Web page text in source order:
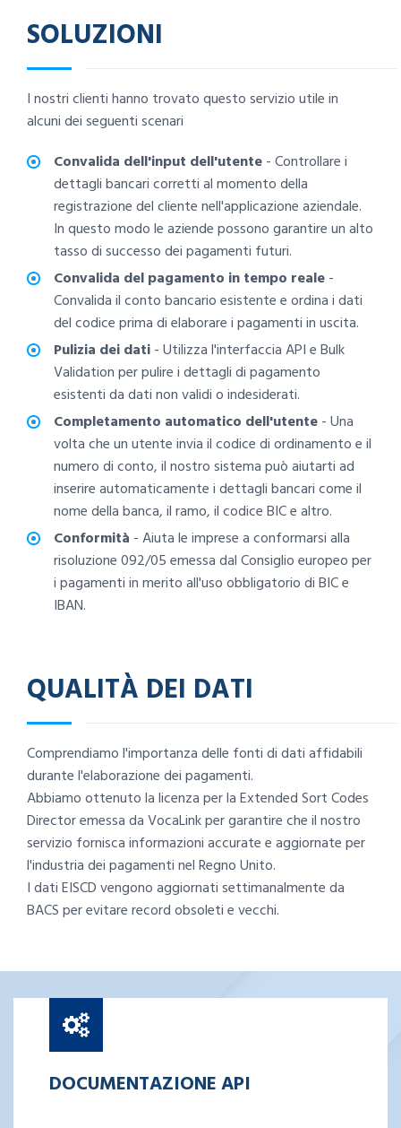
SOLUZIONI
I nostri clienti hanno trovato questo servizio utile in
alcuni dei seguenti scenari
Convalida dell'input dell'utente- Controllare i
dettagli bancari corretti al momento della
registrazione del cliente nell'applicazione aziendale.
In questo modo le aziende possono garantire un alto
tasso di successo dei pagamenti futuri.
Convalida del pagamento in tempo reale-
Convalida il conto bancario esistente e ordina i dati
del codice prima di elaborare i pagamenti in uscita.
Pulizia dei dati- Utilizza l'interfaccia API e Bulk
Validation per pulire i dettagli di pagamento
esistenti da dati non validi o indesiderati.
Completamento automatico dell'utente- Una
volta che un utente invia il codice di ordinamento e il
numero di conto, il nostro sistema può aiutarti ad
inserire automaticamente i dettagli bancari come il
nome della banca, il ramo, il codice BIC e altro.
Conformità - Aiuta le imprese a conformarsi alla
risoluzione 092/05 emessa dal Consiglio europeo per
i pagamenti in merito all'uso obbligatorio di BIC e
IBAN.
QUALITÀ DEI DATI
Comprendiamo l'importanza delle fonti di dati affidabili
durante l'elaborazione dei pagamenti.
Abbiamo ottenuto la licenza per la Extended Sort Codes
Director emessa da VocaLink per garantire che il nostro
servizio fornisca informazioni accurate e aggiornate per
l'industria dei pagamenti nel Regno Unito.
I dati EISCD vengono aggiornati settimanalmente da
BACS per evitare record obsoleti e vecchi.
DOCUMENTAZIONE API